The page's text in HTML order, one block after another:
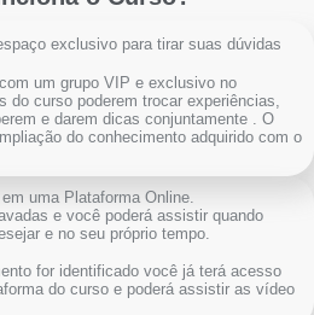
exclusivo para tirar suas dúvidas
um grupo VIP e exclusivo no
do curso poderem trocar experiências,
e darem dicas conjuntamente . O
do conhecimento adquirido com o
uma Plataforma Online.
e você poderá assistir quando
e no seu próprio tempo.
for identificado você já terá acesso
do curso e poderá assistir as vídeo